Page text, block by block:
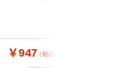
￥947 （税込）